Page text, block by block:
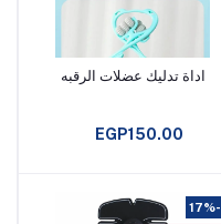
أضف إلى السلة
اداة تدليك عضلات الرقبه
EGP150.00
-17%